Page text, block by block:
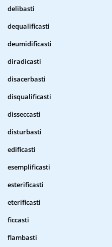
delibasti
dequalificasti
deumidificasti
diradicasti
disacerbasti
disqualificasti
disseccasti
disturbasti
edificasti
esemplificasti
esterificasti
eterificasti
ficcasti
flambasti